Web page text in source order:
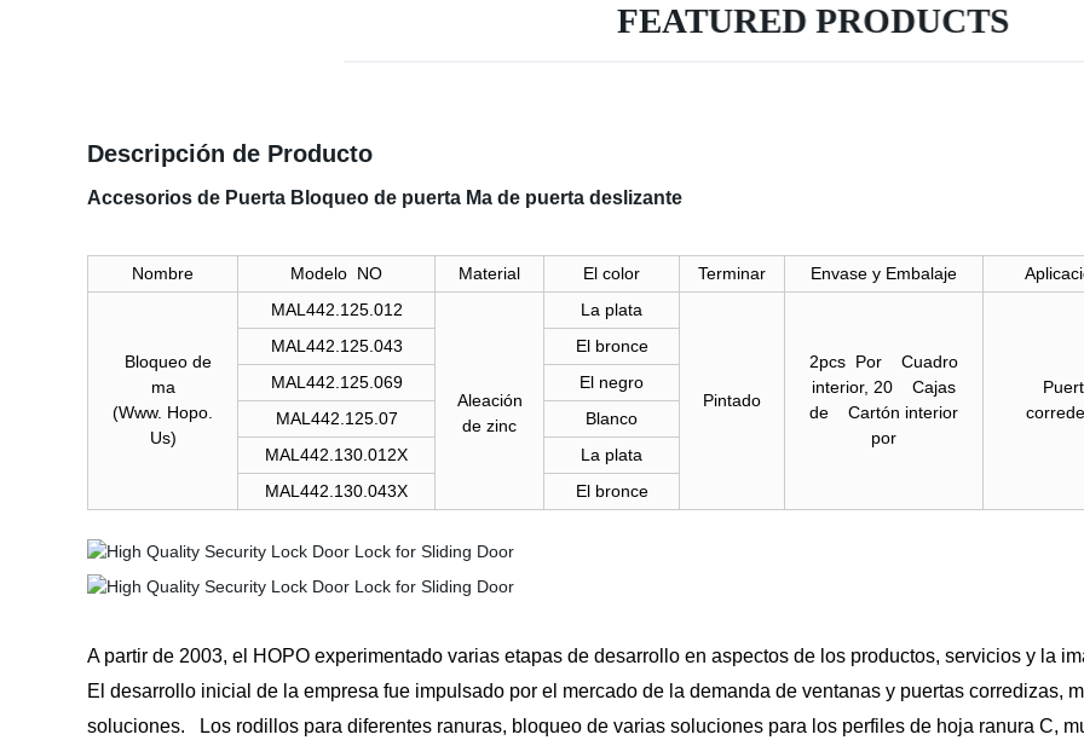
FEATURED PRODUCTS
Descripción de Producto
Accesorios de Puerta Bloqueo de puerta Ma de puerta deslizante
Nombre Modelo NO Material El color Terminar Envase y Embalaje
Bloqueo de
ma
(Www. Hopo.
Us)
MAL442.125.012
Aleación
de zinc
La plata
Pintado
2pcs Por Cuadro
interior, 20 Cajas
de Cartón interior
por
MAL442.125.043
El bronce
MAL442.125.069
El negro
MAL442.125.07
Blanco
MAL442.130.012X
La plata
MAL442.130.043X
El bronce
A partir de 2003, el HOPO experimentado varias etapas de desarrollo en aspectos de los productos, servicios y la
El desarrollo inicial de la empresa fue impulsado por el mercado de la demanda de ventanas y puertas corredizas,
soluciones. Los rodillos para diferentes ranuras, bloqueo de varias soluciones para los perfiles de hoja ranura C,